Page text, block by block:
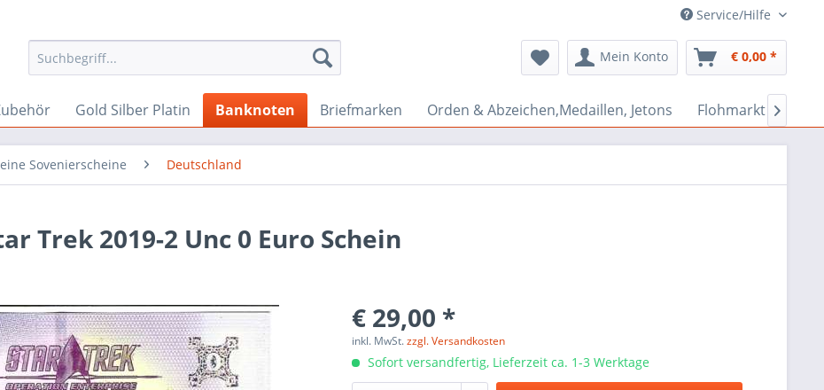
Service/Hilfe
Mein Konto € 0,00 *
Gold Silber Platin Banknoten Briefmarken Orden & Abzeichen,Medaillen, Jetons Flohmarkt Bazar

Sovenierscheine Deutschland
Trek 2019-2 Unc 0 Euro Schein
€ 29,00 *
inkl. MwSt.zzgl. Versandkosten
Sofort versandfertig, Lieferzeit ca. 1-3 Werktage